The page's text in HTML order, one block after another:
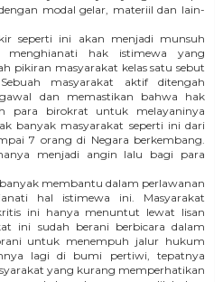
modal gelar, materiil dan lain-
seperti ini akan menjadi munsuh
menghianati hak istimewa yang
pikiran masyarakat kelas satu sebut
masyarakat aktif ditengah
dan memastikan bahwa hak
para birokrat untuk melayaninya
banyak masyarakat seperti ini dari
7 orang di Negara berkembang.
menjadi angin lalu bagi para
membantu dalam perlawanan
hal istimewa ini. Masyarakat
ini hanya menuntut lewat lisan
ini sudah berani berbicara dalam
untuk menempuh jalur hukum
lagi di bumi pertiwi, tepatnya
yang kurang memperhatikan